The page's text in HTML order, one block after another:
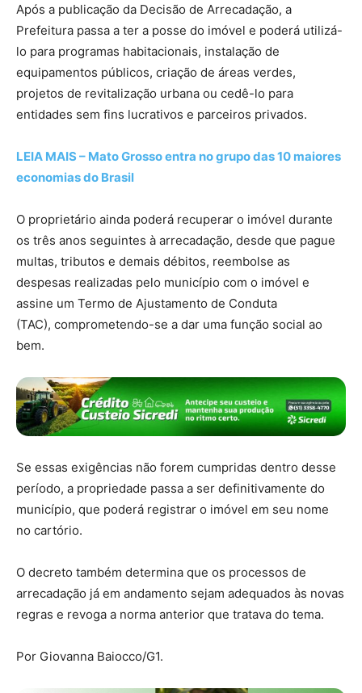
Após a publicação da Decisão de Arrecadação, a
Prefeitura passa a ter a posse do imóvel e poderá utilizá-
lo para programas habitacionais, instalação de
equipamentos públicos, criação de áreas verdes,
projetos de revitalização urbana ou cedê-lo para
entidades sem fins lucrativos e parceiros privados.
LEIA MAIS – Mato Grosso entra no grupo das 10 maiores
economias do Brasil
O proprietário ainda poderá recuperar o imóvel durante
os três anos seguintes à arrecadação, desde que pague
multas, tributos e demais débitos, reembolse as
despesas realizadas pelo município com o imóvel e
assine um Termo de Ajustamento de Conduta
(TAC), comprometendo-se a dar uma função social ao
bem.
Se essas exigências não forem cumpridas dentro desse
período, a propriedade passa a ser definitivamente do
município, que poderá registrar o imóvel em seu nome
no cartório.
O decreto também determina que os processos de
arrecadação já em andamento sejam adequados às novas
regras e revoga a norma anterior que tratava do tema.
Por Giovanna Baiocco/G1.